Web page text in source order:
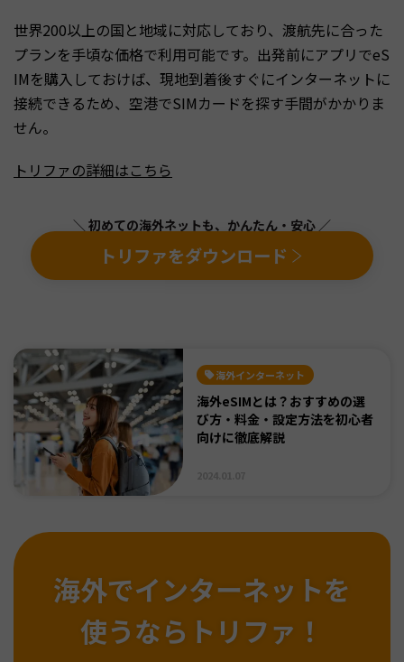
世界200以上の国と地域に対応しており、渡航先に合った
プランを手頃な価格で利用可能です。出発前にアプリでeS
IMを購入しておけば、現地到着後すぐにインターネットに
接続できるため、空港でSIMカードを探す手間がかかりま
せん。
トリファの詳細はこちら
＼ 初めての海外ネットも、かんたん・安心 ／
トリファをダウンロード
海外インターネット
海外eSIMとは？おすすめの選
び方・料金・設定方法を初心者
向けに徹底解説
海外でインターネットを
使うならトリファ！